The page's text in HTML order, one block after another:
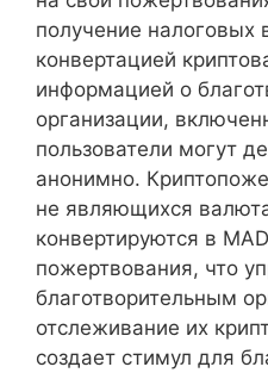
получение налоговых
конвертацией
информацией о
организации,
пользователи могут
анонимно.
не являющихся
конвертируются в
пожертвования, что
благотворительным
отслеживание их
создает стимул для